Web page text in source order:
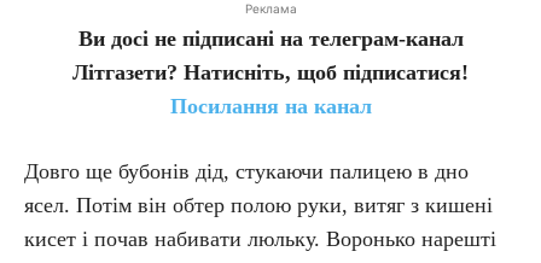
Реклама
Ви досі не підписані на телеграм-канал
Літгазети? Натисніть, щоб підписатися!
Посилання на канал
Довго ще бубонів дід, стукаючи палицею в дно
ясел. Потім він обтер полою руки, витяг з кишені
кисет і почав набивати люльку. Воронько нарешті